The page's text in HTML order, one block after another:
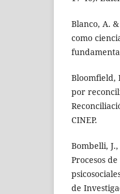
Blanco, A.
como
Bloomfield,
por
CINEP.
Bombelli,
Procesos
de